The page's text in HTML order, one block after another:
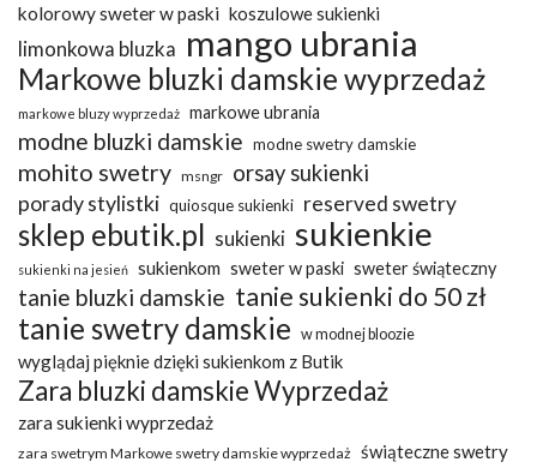
kolorowy sweter w paski koszulowe sukienki
limonkowa bluzka mango ubrania
Markowe bluzki damskie wyprzedaż
markowe bluzy wyprzedaż markowe ubrania
modne bluzki damskie modne swetry damskie
mohito swetry msngr orsay sukienki
porady stylistki quiosque sukienki reserved swetry
sklep ebutik.pl sukienki sukienkie
sukienki na jesień sukienkom sweter w paski sweter świąteczny
tanie bluzki damskie tanie sukienki do 50 zł
tanie swetry damskie w modnej bloozie
wyglądaj pięknie dzięki sukienkom z Butik
Zara bluzki damskie Wyprzedaż
zara sukienki wyprzedaż
zara swetrym Markowe swetry damskie wyprzedaż świąteczne swetry